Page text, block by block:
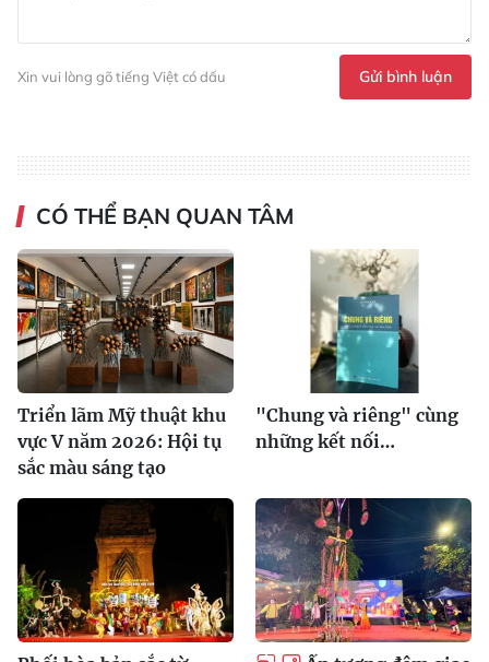
Xin vui lòng gõ tiếng Việt có dấu Gửi bình luận
CÓ THỂ BẠN QUAN TÂM
Triển lãm Mỹ thuật khu
vực V năm 2026: Hội tụ
sắc màu sáng tạo
"Chung và riêng" cùng
những kết nối…